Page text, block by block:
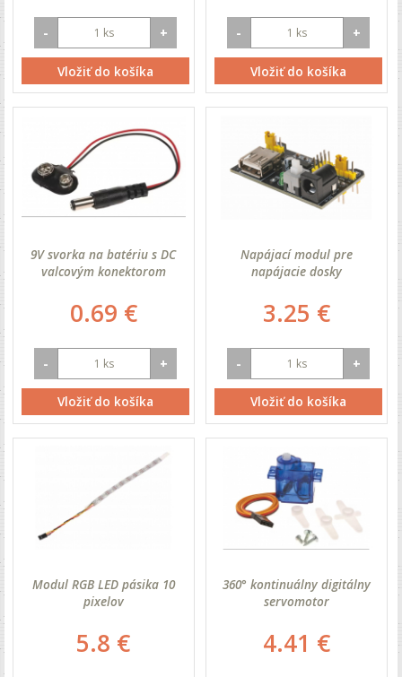
- +
Vložiť do košíka
- +
Vložiť do košíka
9V svorka na batériu s DC
valcovým konektorom
0.69 €
- +
Vložiť do košíka
Napájací modul pre
napájacie dosky
3.25 €
- +
Vložiť do košíka
Modul RGB LED pásika 10
pixelov
5.8 €
360° kontinuálny digitálny
servomotor
4.41 €